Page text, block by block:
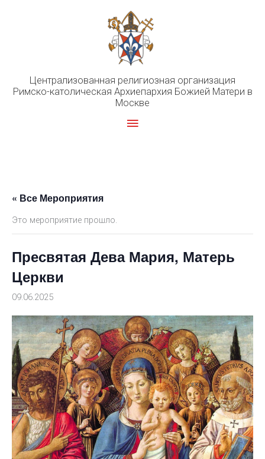
Централизованная религиозная организация
Римско-католическая Архиепархия Божией Матери в
Москве
Главное
« Все Мероприятия
Это мероприятие прошло.
Пресвятая Дева Мария, Матерь
Церкви
09.06.2025